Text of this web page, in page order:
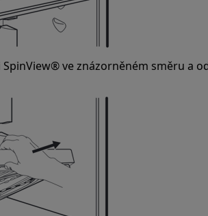
ve znázorněném směru a